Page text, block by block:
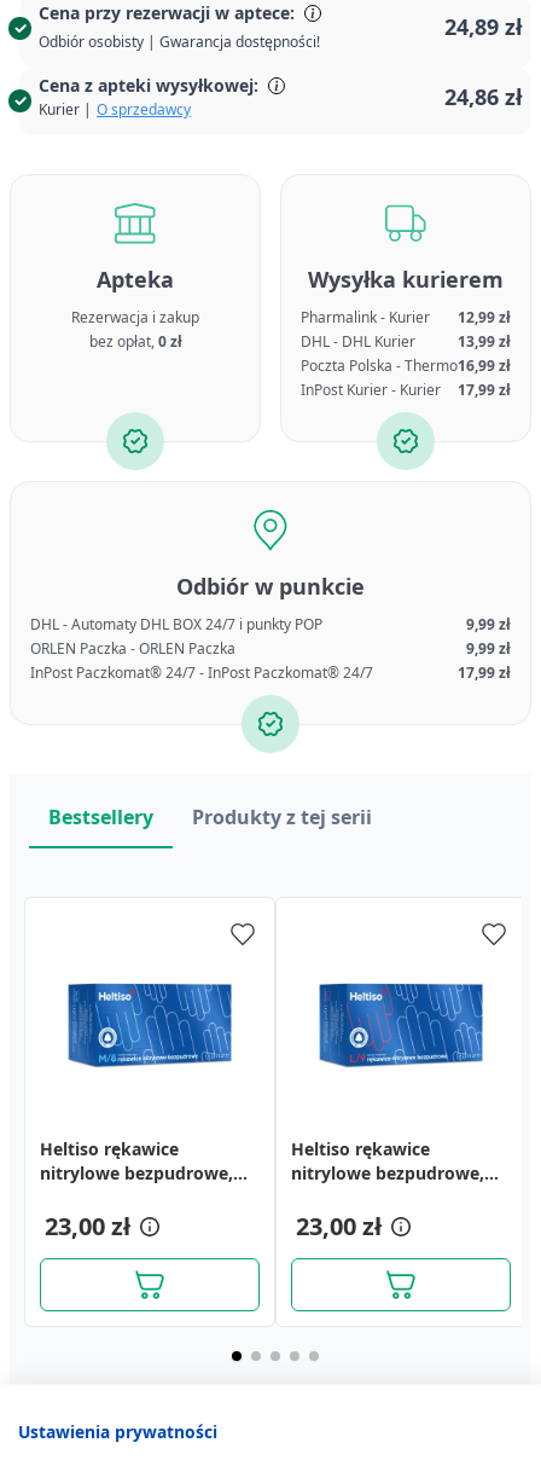
Cena przy rezerwacji w aptece:
Odbiór osobisty | Gwarancja dostępności!
24,89 zł
Cena z apteki wysyłkowej:
Kurier | O sprzedawcy 24,86 zł
Apteka
Rezerwacja i zakup
bez opłat,0 zł
Wysyłka kurierem
Pharmalink - Kurier
12,99 zł
DHL - DHL Kurier
13,99 zł
Poczta Polska - Thermo16,99 zł
InPost Kurier - Kurier
17,99 zł
Odbiór w punkcie
DHL - Automaty DHL BOX 24/7 i punkty POP
9,99 zł
ORLEN Paczka - ORLEN Paczka
9,99 zł
InPost Paczkomat® 24/7 - InPost Paczkomat® 24/7
17,99 zł
Heltiso rękawice
nitrylowe bezpudrowe,
23,00 zł
Heltiso rękawice
nitrylowe bezpudrowe,
23,00 zł
Bestsellery Produkty z tej serii
Ustawienia prywatności